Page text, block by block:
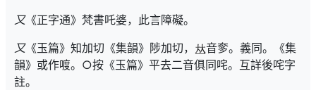
又《正字通》梵書吒婆，此言障礙。
又《玉篇》知加切《集韻》陟加切，
音奓。義同。《集
韻》或作喥。○按《玉篇》平去二音俱同咤。互詳後咤字
註。